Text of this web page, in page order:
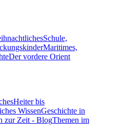
Schule,
Maritimes,
Der vordere Orient
Heiter bis
WissenGeschichte in
zur Zeit - BlogThemen im